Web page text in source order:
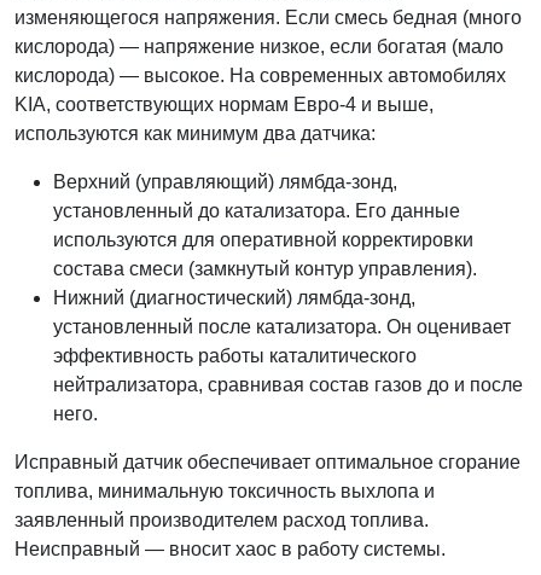
изменяющегося напряжения. Если смесь бедная (много
кислорода) — напряжение низкое, если богатая (мало
кислорода) — высокое. На современных автомобилях
KIA, соответствующих нормам Евро-4 и выше,
используются как минимум два датчика:
Верхний (управляющий) лямбда-зонд,
установленный до катализатора. Его данные
используются для оперативной корректировки
состава смеси (замкнутый контур управления).
Нижний (диагностический) лямбда-зонд,
установленный после катализатора. Он оценивает
эффективность работы каталитического
нейтрализатора, сравнивая состав газов до и после
него.
Исправный датчик обеспечивает оптимальное сгорание
топлива, минимальную токсичность выхлопа и
заявленный производителем расход топлива.
Неисправный — вносит хаос в работу системы.